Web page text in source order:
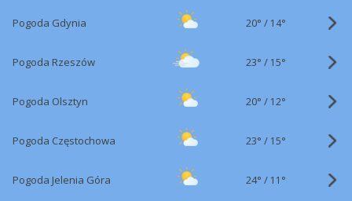
Pogoda Gdynia 20° / 14°
Pogoda Rzeszów 23° / 15°
Pogoda Olsztyn 20° / 12°
Pogoda Częstochowa 23° / 15°
Pogoda Jelenia Góra 24° / 11°